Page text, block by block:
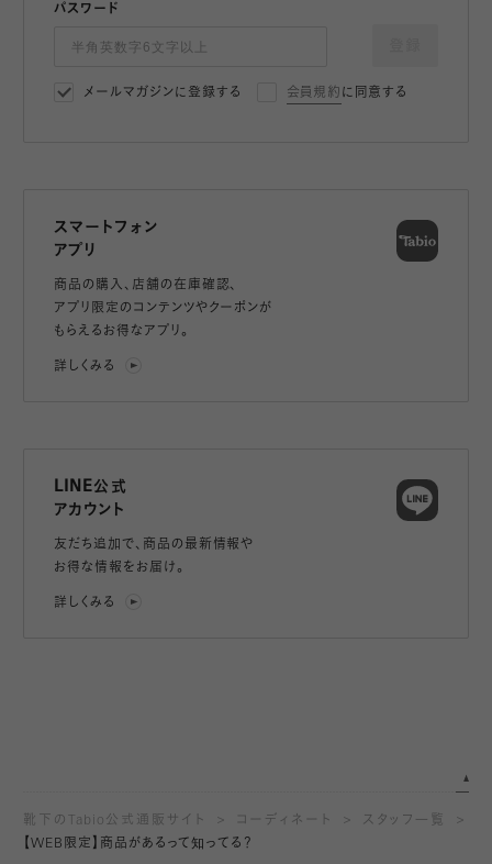
パスワード
メールマガジンに登録する 会員規約 に同意する
スマートフォン
アプリ
商品の購入、店舗の在庫確認、
アプリ限定のコンテンツやクーポンが
もらえるお得なアプリ。
詳しくみる
LINE公式
アカウント
友だち追加で、 商品の最新情報や
お得な情報をお届け。
詳しくみる
靴下のTabio公式通販サイト コーディネート
スタッフ一覧
【WEB限定】商品があるって知ってる？